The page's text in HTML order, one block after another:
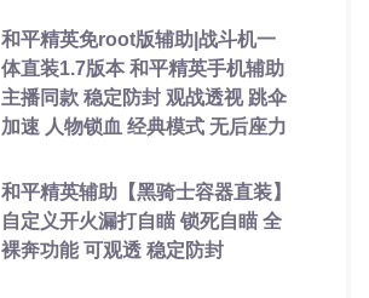
和平精英免root版辅助|战斗机一
体直装1.7版本 和平精英手机辅助
主播同款 稳定防封 观战透视 跳伞
加速 人物锁血 经典模式 无后座力
和平精英辅助【黑骑士容器直装】
自定义开火漏打自瞄 锁死自瞄 全
裸奔功能 可观透 稳定防封